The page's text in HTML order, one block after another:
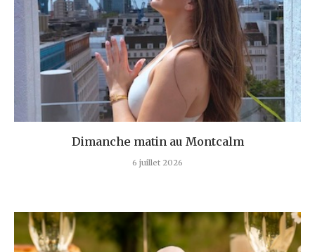
Dimanche matin au Montcalm
6 juillet 2026